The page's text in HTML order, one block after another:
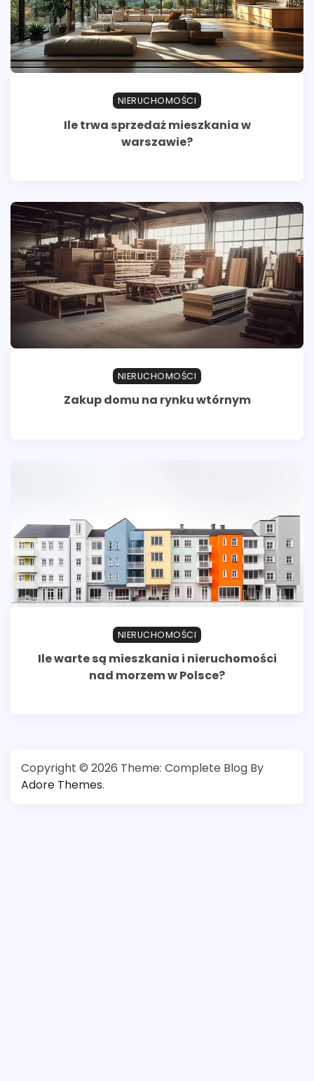
NIERUCHOMOŚCI
Ile trwa sprzedaż mieszkania w
warszawie?
NIERUCHOMOŚCI
Zakup domu na rynku wtórnym
NIERUCHOMOŚCI
Ile warte są mieszkania i nieruchomości
nad morzem w Polsce?
Copyright © 2026 Theme: Complete Blog By
Adore Themes.